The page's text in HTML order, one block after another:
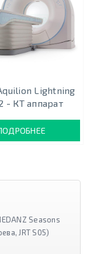
Lightning
- КТ аппарат
Seasons
JRT S05)